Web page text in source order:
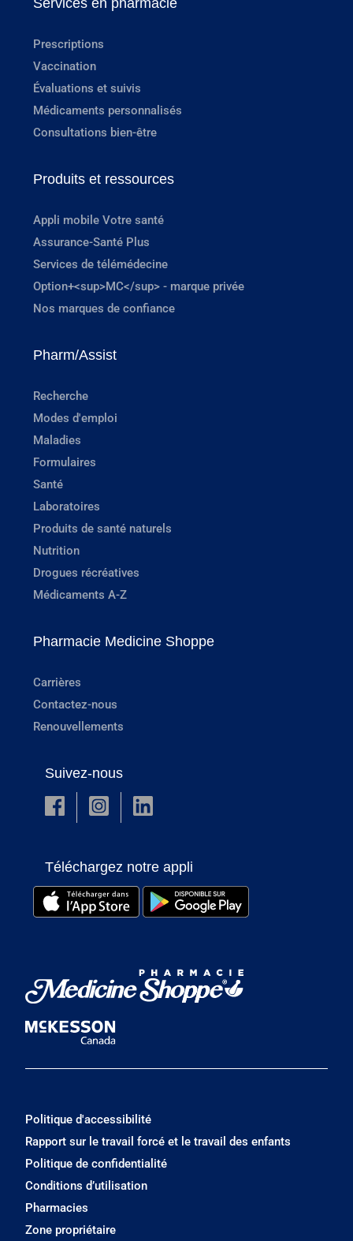
Prescriptions
Vaccination
Évaluations et suivis
Médicaments personnalisés
Consultations bien-être
Produits et ressources
Appli mobile Votre santé
Assurance-Santé Plus
Services de télémédecine
Option+<sup>MC</sup> - marque privée
Nos marques de confiance
Pharm/Assist
Recherche
Modes d'emploi
Maladies
Formulaires
Santé
Laboratoires
Produits de santé naturels
Nutrition
Drogues récréatives
Médicaments A-Z
Pharmacie Medicine Shoppe
Carrières
Contactez-nous
Renouvellements
Suivez-nous
Téléchargez notre appli
Politique d'accessibilité
Rapport sur le travail forcé et le travail des enfants
Politique de confidentialité
Conditions d’utilisation
Pharmacies
Zone propriétaire